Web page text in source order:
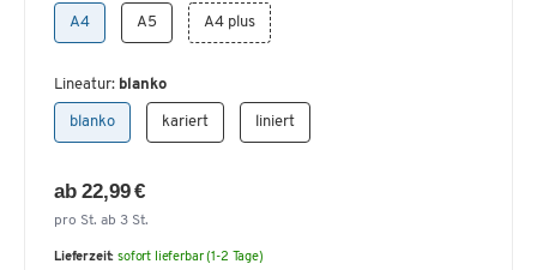
A4 A5 A4 plus
Lineatur: blanko
blanko kariert liniert
ab 22,99 €
pro St. ab 3 St.
Lieferzeit: sofort lieferbar (1-2 Tage)